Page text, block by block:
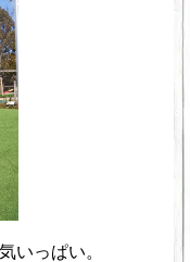
いっぱい。